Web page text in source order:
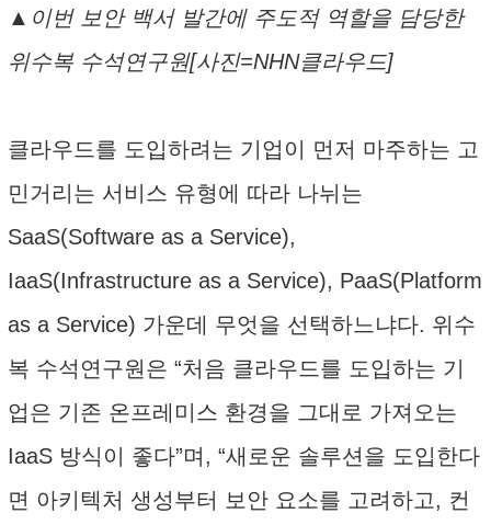
▲이번 보안 백서 발간에 주도적 역할을 담당한
위수복 수석연구원[사진=NHN클라우드]
클라우드를 도입하려는 기업이 먼저 마주하는 고
민거리는 서비스 유형에 따라 나뉘는
SaaS(Software as a Service),
IaaS(Infrastructure as a Service), PaaS(Platform
as a Service) 가운데 무엇을 선택하느냐다. 위수
복 수석연구원은 “처음 클라우드를 도입하는 기
업은 기존 온프레미스 환경을 그대로 가져오는
IaaS 방식이 좋다”며, “새로운 솔루션을 도입한다
면 아키텍처 생성부터 보안 요소를 고려하고, 컨